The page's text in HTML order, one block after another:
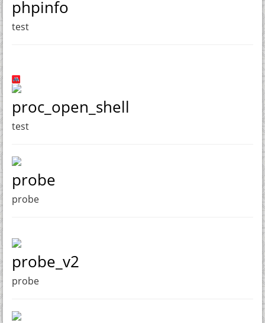
phpinfo
test
proc_open_shell
test
probe
probe
probe_v2
probe